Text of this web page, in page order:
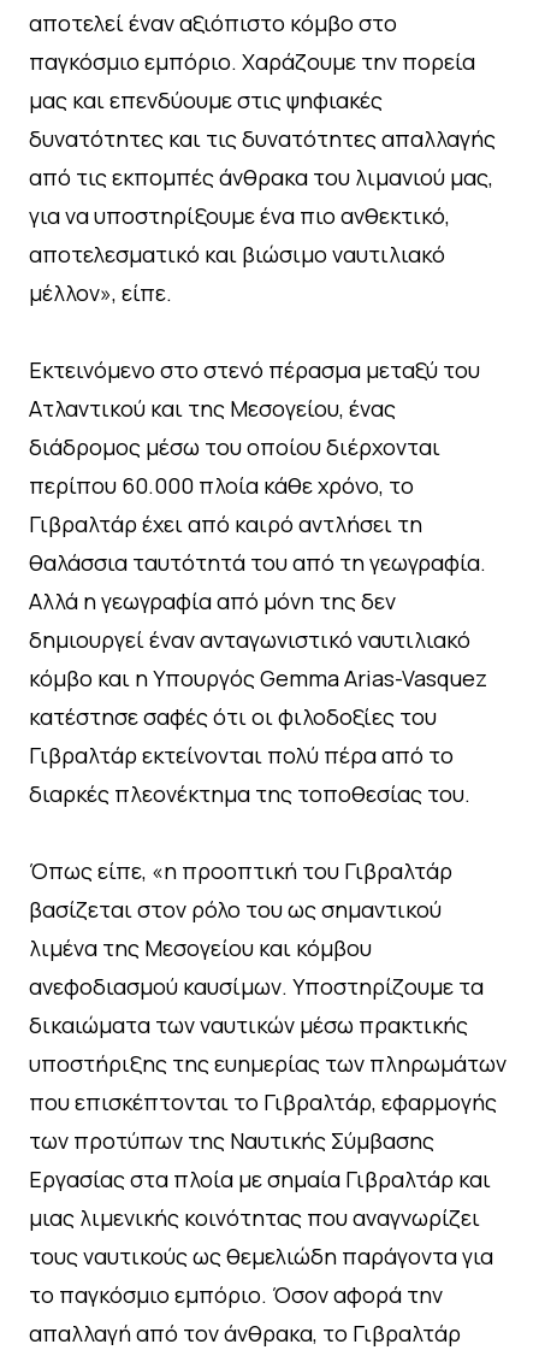
αποτελεί έναν αξιόπιστο κόμβο στο
παγκόσμιο εμπόριο. Χαράζουμε την πορεία
μας και επενδύουμε στις ψηφιακές
δυνατότητες και τις δυνατότητες απαλλαγής
από τις εκπομπές άνθρακα του λιμανιού μας,
για να υποστηρίξουμε ένα πιο ανθεκτικό,
αποτελεσματικό και βιώσιμο ναυτιλιακό
μέλλον», είπε.
Εκτεινόμενο στο στενό πέρασμα μεταξύ του
Ατλαντικού και της Μεσογείου, ένας
διάδρομος μέσω του οποίου διέρχονται
περίπου 60.000 πλοία κάθε χρόνο, το
Γιβραλτάρ έχει από καιρό αντλήσει τη
θαλάσσια ταυτότητά του από τη γεωγραφία.
Αλλά η γεωγραφία από μόνη της δεν
δημιουργεί έναν ανταγωνιστικό ναυτιλιακό
κόμβο και η Υπουργός Gemma Arias-Vasquez
κατέστησε σαφές ότι οι φιλοδοξίες του
Γιβραλτάρ εκτείνονται πολύ πέρα από το
διαρκές πλεονέκτημα της τοποθεσίας του.
Όπως είπε, «η προοπτική του Γιβραλτάρ
βασίζεται στον ρόλο του ως σημαντικού
λιμένα της Μεσογείου και κόμβου
ανεφοδιασμού καυσίμων. Υποστηρίζουμε τα
δικαιώματα των ναυτικών μέσω πρακτικής
υποστήριξης της ευημερίας των πληρωμάτων
που επισκέπτονται το Γιβραλτάρ, εφαρμογής
των προτύπων της Ναυτικής Σύμβασης
Εργασίας στα πλοία με σημαία Γιβραλτάρ και
μιας λιμενικής κοινότητας που αναγνωρίζει
τους ναυτικούς ως θεμελιώδη παράγοντα για
το παγκόσμιο εμπόριο. Όσον αφορά την
απαλλαγή από τον άνθρακα, το Γιβραλτάρ